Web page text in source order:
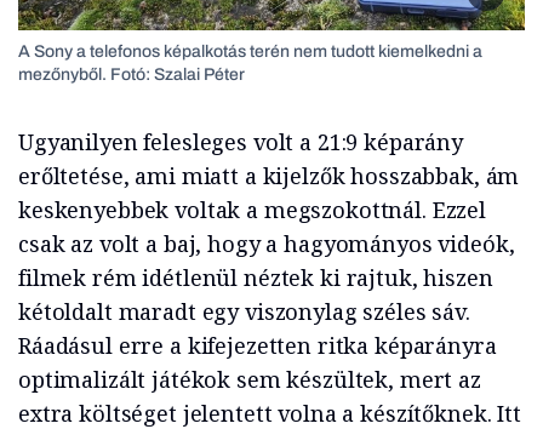
A Sony a telefonos képalkotás terén nem tudott kiemelkedni a
mezőnyből. Fotó: Szalai Péter
Ugyanilyen felesleges volt a 21:9 képarány
erőltetése, ami miatt a kijelzők hosszabbak, ám
keskenyebbek voltak a megszokottnál. Ezzel
csak az volt a baj, hogy a hagyományos videók,
filmek rém idétlenül néztek ki rajtuk, hiszen
kétoldalt maradt egy viszonylag széles sáv.
Ráadásul erre a kifejezetten ritka képarányra
optimalizált játékok sem készültek, mert az
extra költséget jelentett volna a készítőknek. Itt